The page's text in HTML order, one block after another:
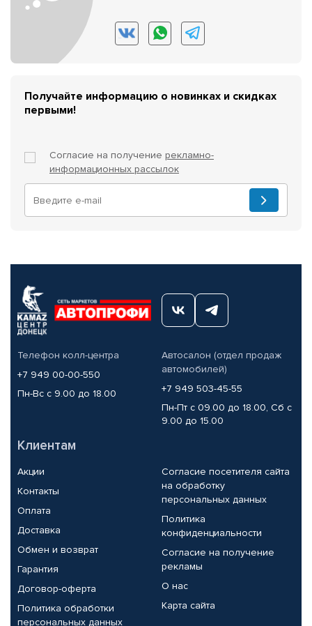
Получайте информацию о новинках и скидках
первыми!
Согласие на получение рекламно-
информационных рассылок
Телефон колл-центра
+7 949 00-00-550
Пн-Вс с 9.00 до 18.00
Автосалон (отдел продаж
автомобилей)
+7 949 503-45-55
Пн-Пт с 09.00 до 18.00, Сб с
9.00 до 15.00
Клиентам
Акции
Контакты
Оплата
Доставка
Обмен и возврат
Гарантия
Договор-оферта
Политика обработки
персональных данных
Согласие посетителя сайта
на обработку
персональных данных
Политика
конфиденциальности
Согласие на получение
рекламы
О нас
Карта сайта